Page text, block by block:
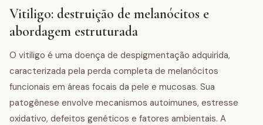
Vitiligo: destruição de melanócitos e
abordagem estruturada
O vitiligo é uma doença de despigmentação adquirida,
caracterizada pela perda completa de melanócitos
funcionais em áreas focais da pele e mucosas. Sua
patogênese envolve mecanismos autoimunes, estresse
oxidativo, defeitos genéticos e fatores ambientais. A